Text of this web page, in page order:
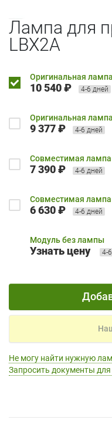
Лампа для
LBX2A
Оригинальная
10 540 ₽ 4-6 дней
Оригинальная
9 377 ₽ 4-6 дней
Совместимая
7 390 ₽ 4-6 дней
Совместимая лампа
6 630 ₽ 4-6 дней
Модуль без лампы
Узнать цену 4-
Не могу найти нужную
Запросить документы для